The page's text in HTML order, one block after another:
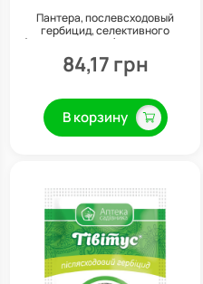
Пантера, послевсходовый
гербицид, селективного
(избирательного) действия, 40
мл
84,17 грн
В корзину